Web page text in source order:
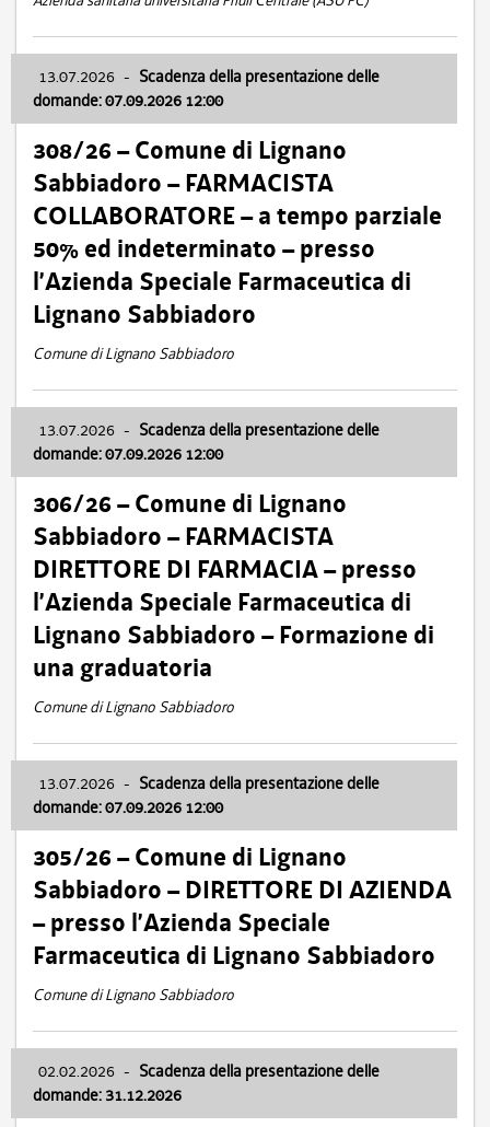
13.07.2026 - Scadenza della presentazione delle
domande: 07.09.2026 12:00
308/26 – Comune di Lignano
Sabbiadoro – FARMACISTA
COLLABORATORE – a tempo parziale
50% ed indeterminato – presso
l’Azienda Speciale Farmaceutica di
Lignano Sabbiadoro
Comune di Lignano Sabbiadoro
13.07.2026 - Scadenza della presentazione delle
domande: 07.09.2026 12:00
306/26 – Comune di Lignano
Sabbiadoro – FARMACISTA
DIRETTORE DI FARMACIA – presso
l’Azienda Speciale Farmaceutica di
Lignano Sabbiadoro – Formazione di
una graduatoria
Comune di Lignano Sabbiadoro
13.07.2026 - Scadenza della presentazione delle
domande: 07.09.2026 12:00
305/26 – Comune di Lignano
Sabbiadoro – DIRETTORE DI AZIENDA
– presso l’Azienda Speciale
Farmaceutica di Lignano Sabbiadoro
Comune di Lignano Sabbiadoro
02.02.2026 - Scadenza della presentazione delle
domande: 31.12.2026